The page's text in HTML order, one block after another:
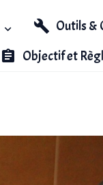
Outils &
Objectif et